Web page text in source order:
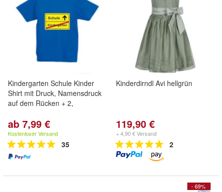
Kindergarten Schule Kinder
Shirt mit Druck, Namensdruck
auf dem Rücken + 2,
ab 7,99 €
Kostenloser Versand
35
Kinderdirndl Avi hellgrün
119,90 €
+ 4,90 € Versand
2
- 69%